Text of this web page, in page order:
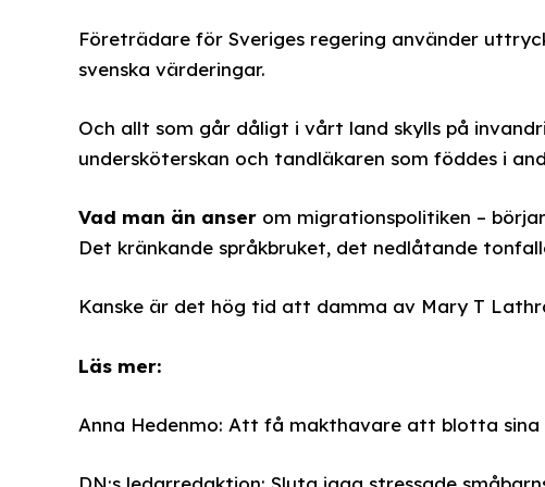
Företrädare för Sveriges regering använder
svenska värderingar.
Och allt som går dåligt i vårt land skylls på
undersköterskan och tandläkaren som föddes i
Vad man än anserom migrationspolitiken –
Det kränkande språkbruket, det nedlåtande
Kanske är det hög tid att damma av Mary T
Läs mer:
Anna Hedenmo: Att få makthavare att blotta sina